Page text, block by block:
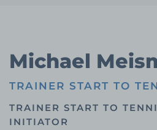
Michael
TRAINER START TO
TRAINER START TO
INITIATOR